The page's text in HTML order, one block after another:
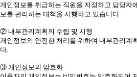
개인정보를 취급하는 직원을 지정하고 담당자
보를 관리하는 대책을 시행하고 있습니다.
② 내부관리계획의 수립 및 시행
개인정보의 안전한 처리를 위하여 내부관리계
다.
③ 개인정보의 암호화